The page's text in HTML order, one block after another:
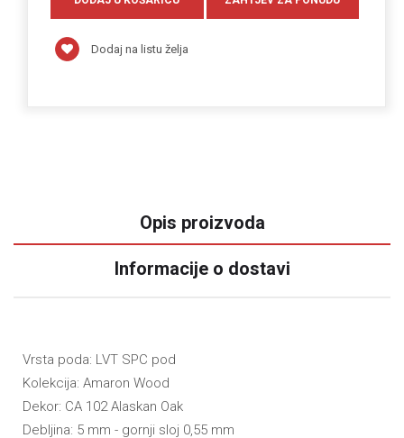
Dodaj na listu želja
Opis proizvoda
Informacije o dostavi
Vrsta poda: LVT SPC pod
Kolekcija: Amaron Wood
Dekor: CA 102 Alaskan Oak
Debljina: 5 mm - gornji sloj 0,55 mm